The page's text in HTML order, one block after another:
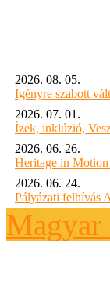
2026. 08. 05.
Igényre szabott
2026. 07. 01.
Ízek, inklúzió,
2026. 06. 26.
Heritage in
2026. 06. 24.
Pályázati felhívás
Magyar